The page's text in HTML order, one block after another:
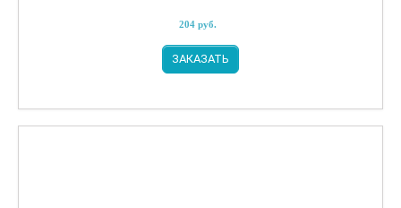
204 руб.
ЗАКАЗАТЬ